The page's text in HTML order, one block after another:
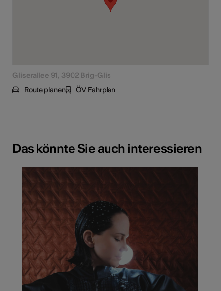
Gliserallee 91, 3902 Brig-Glis
Route planen
ÖV Fahrplan
Das könnte Sie auch interessieren